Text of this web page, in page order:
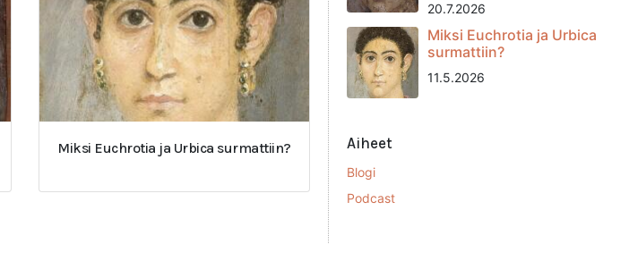
Miksi Euchrotia ja Urbica surmattiin?
20.7.2026
Miksi Euchrotia ja Urbica
surmattiin?
11.5.2026
Aiheet
Blogi
Podcast